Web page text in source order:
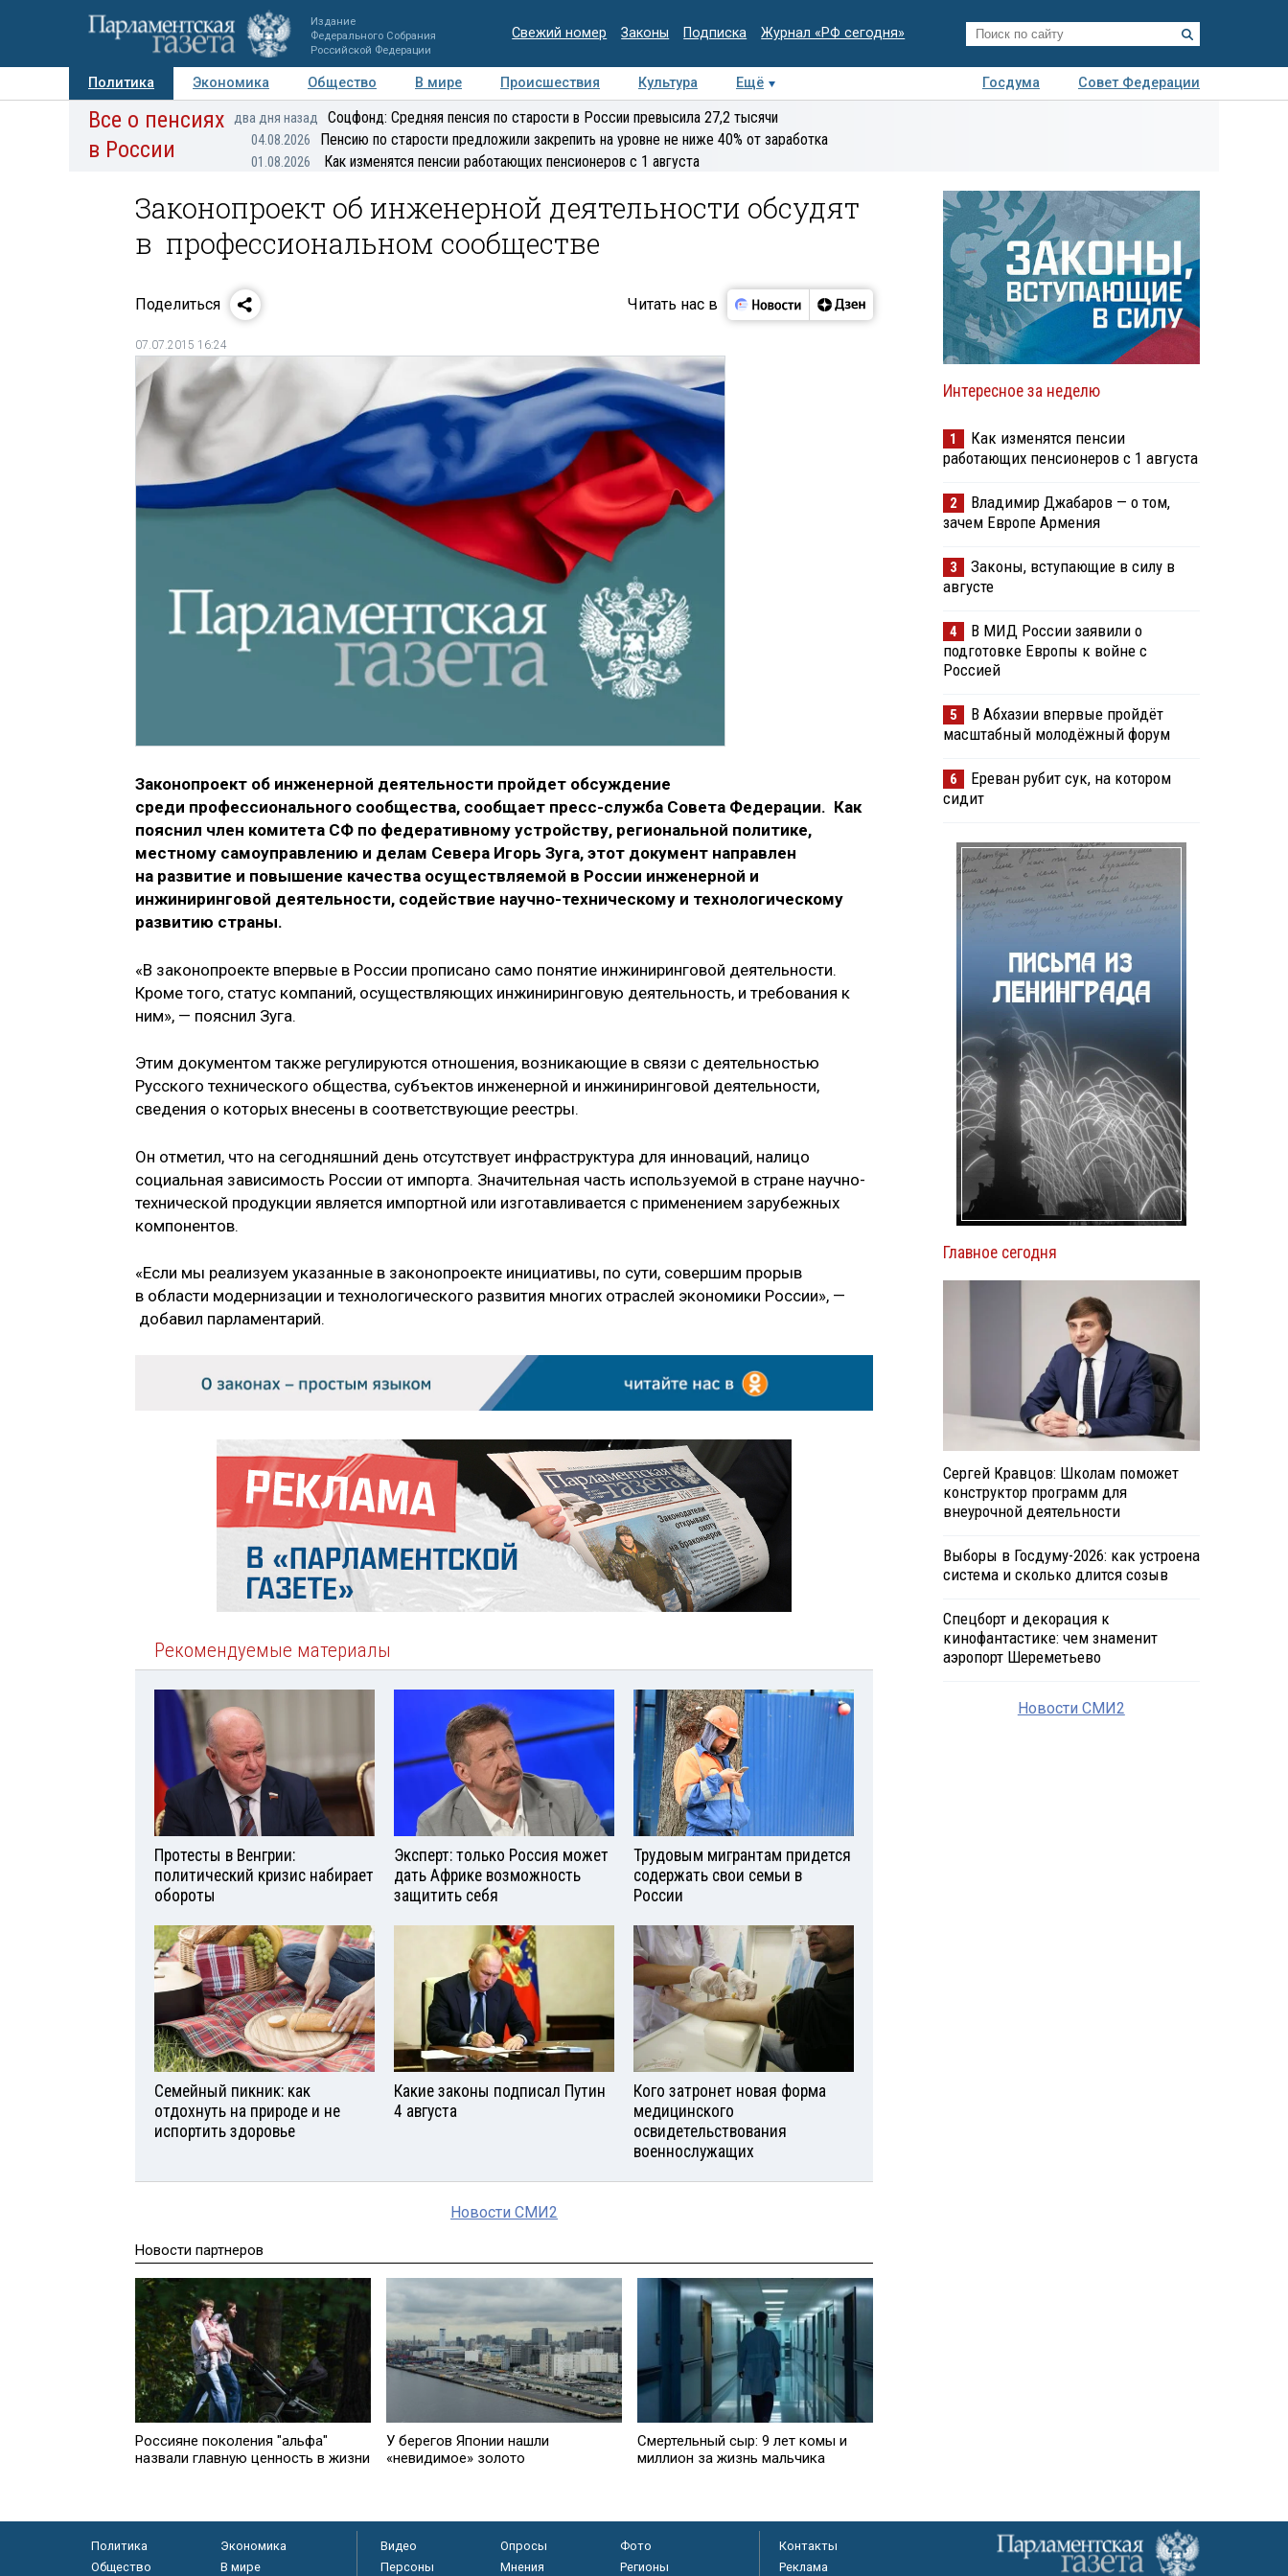
Издание
Федерального Собрания
Российской Федерации
Свежий номер Законы Подписка Журнал «РФ сегодня»
Политика Экономика Общество В мире Происшествия Культура Ещё Госдума
Совет Федерации
Авторы Персоны Мнения Регионы Медиацентр Интервью Колумнисты
Все о пенсиях
в России
два дня назад Соцфонд: Средняя пенсия по старости в России превысила 27,2 тысячи
04.08.2026 Пенсию по старости предложили закрепить на уровне не ниже 40% от заработка
01.08.2026 Как изменятся пенсии работающих пенсионеров с 1 августа
Законопроект об инженерной деятельности обсудят
в профессиональном сообществе
Поделиться Читать нас в
07.07.2015 16:24
Законопроект об инженерной деятельности пройдет обсуждение
среди профессионального сообщества, сообщает пресс-служба Совета Федерации. Как
пояснил член комитета СФ по федеративному устройству, региональной политике,
местному самоуправлению и делам Севера Игорь Зуга, этот документ направлен
на развитие и повышение качества осуществляемой в России инженерной и
инжиниринговой деятельности, содействие научно-техническому и технологическому
развитию страны.
«В законопроекте впервые в России прописано само понятие инжиниринговой деятельности.
Кроме того, статус компаний, осуществляющих инжиниринговую деятельность, и требования к
ним», — пояснил Зуга.
Этим документом также регулируются отношения, возникающие в связи с деятельностью
Русского технического общества, субъектов инженерной и инжиниринговой деятельности,
сведения о которых внесены в соответствующие реестры.
Он отметил, что на сегодняшний день отсутствует инфраструктура для инноваций, налицо
социальная зависимость России от импорта. Значительная часть используемой в стране научно-
технической продукции является импортной или изготавливается с применением зарубежных
компонентов.
«Если мы реализуем указанные в законопроекте инициативы, по сути, совершим прорыв
в области модернизации и технологического развития многих отраслей экономики России», —
добавил парламентарий.
Рекомендуемые материалы
Протесты в Венгрии:
политический кризис набирает
обороты
Эксперт: только Россия может
дать Африке возможность
защитить себя
Трудовым мигрантам придется
содержать свои семьи в
России
Семейный пикник: как
отдохнуть на природе и не
испортить здоровье
Какие законы подписал Путин
4 августа
Кого затронет новая форма
медицинского
освидетельствования
военнослужащих
Новости СМИ2
Новости партнеров
Россияне поколения "альфа"
назвали главную ценность в жизни
У берегов Японии нашли
«невидимое» золото
Смертельный сыр: 9 лет комы и
миллион за жизнь мальчика
Интересное за неделю
1
Как изменятся пенсии
работающих пенсионеров с 1 августа
2
Владимир Джабаров — о том,
зачем Европе Армения
3
Законы, вступающие в силу в
августе
4
В МИД России заявили о
подготовке Европы к войне с
Россией
5
В Абхазии впервые пройдёт
масштабный молодёжный форум
6
Ереван рубит сук, на котором
сидит
Главное сегодня
Сергей Кравцов: Школам поможет
конструктор программ для
внеурочной деятельности
Выборы в Госдуму-2026: как устроена
система и сколько длится созыв
Спецборт и декорация к
кинофантастике: чем знаменит
аэропорт Шереметьево
Новости СМИ2
Политика
Экономика
Общество
В мире
Видео Опросы
Фото
Персоны
Мнения Регионы
Контакты
Реклама